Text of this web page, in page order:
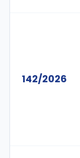
142/2026